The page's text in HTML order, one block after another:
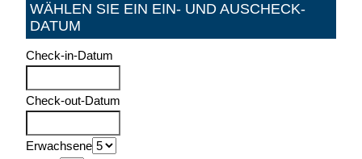
WÄHLEN SIE EIN EIN- UND AUSCHECK-
DATUM
Check-in-Datum
Check-out-Datum
Erwachsene